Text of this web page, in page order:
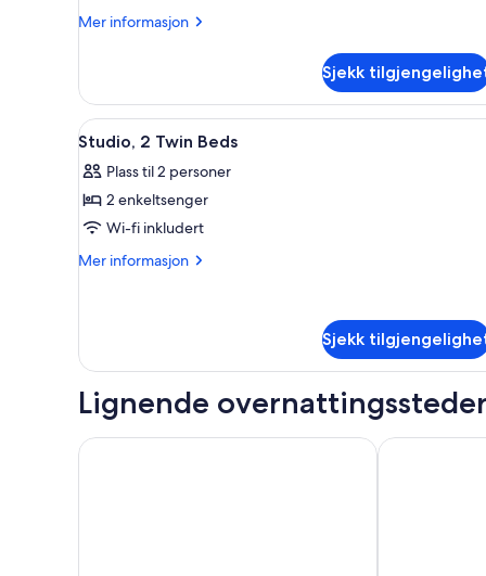
Mer informasjon
Mer
–
standard
Sjekk
Åpne
alle
bildene
av
Studio,
2
5
Studio, 2 Twin Beds
Plass til 2 personer
2 enkeltsenger
Wi-fi inkludert
Mer informasjon
Mer
Twin
Beds
Sjekk
Lignende overnattingssteder
La Chambonnière - Ardèche character houseProvencal